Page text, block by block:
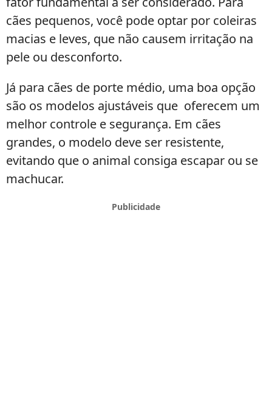
cães pequenos, você pode optar por coleiras
macias e leves, que não causem irritação na
pele ou desconforto.
Já para cães de porte médio, uma boa opção
são os modelos ajustáveis que oferecem um
melhor controle e segurança. Em cães
grandes, o modelo deve ser resistente,
evitando que o animal consiga escapar ou se
machucar.